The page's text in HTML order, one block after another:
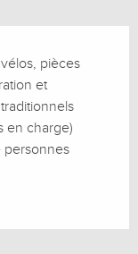
pièces
et
en charge)
personnes